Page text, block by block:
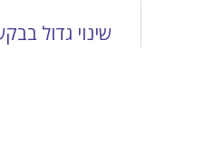
שינוי גדול